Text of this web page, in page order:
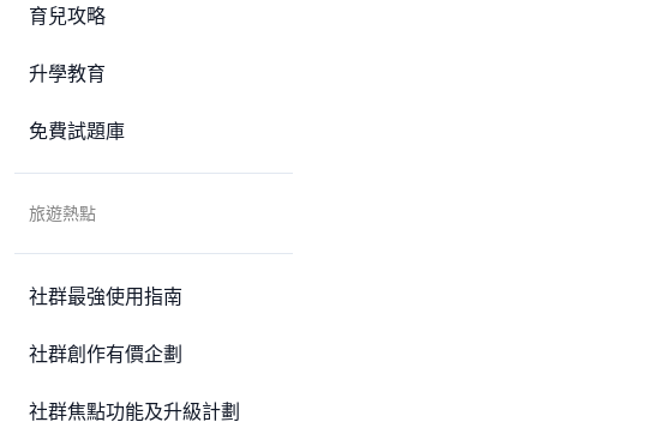
育兒攻略
升學教育
免費試題庫
旅遊熱點
社群最強使用指南
社群創作有價企劃
社群焦點功能及升級計劃